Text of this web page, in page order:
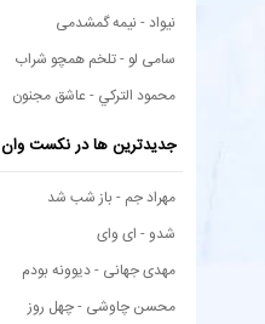
نیواد - نیمه گمشدمی
سامی لو - تلخم همچو شراب
محمود التركي - عاشق مجنون
جدیدترین ها در نکست وان
مهراد جم - باز شب شد
شدو - ای وای
مهدی جهانی - دیوونه بودم
محسن چاوشی - چهل روز